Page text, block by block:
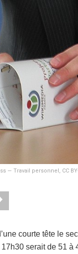
— Travail personnel, CC
courte tête le
serait de 51